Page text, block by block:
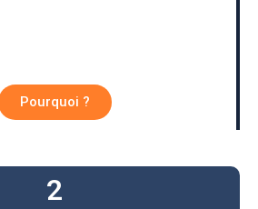
Pourquoi ?
2